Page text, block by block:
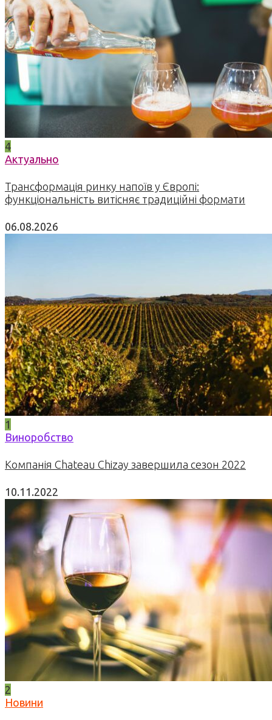
4
Актуально
Трансформація ринку напоїв у Європі:
функціональність витісняє традиційні формати
06.08.2026
1
Виноробство
Компанія Chateau Chizay завершила сезон 2022
10.11.2022
2
Новини